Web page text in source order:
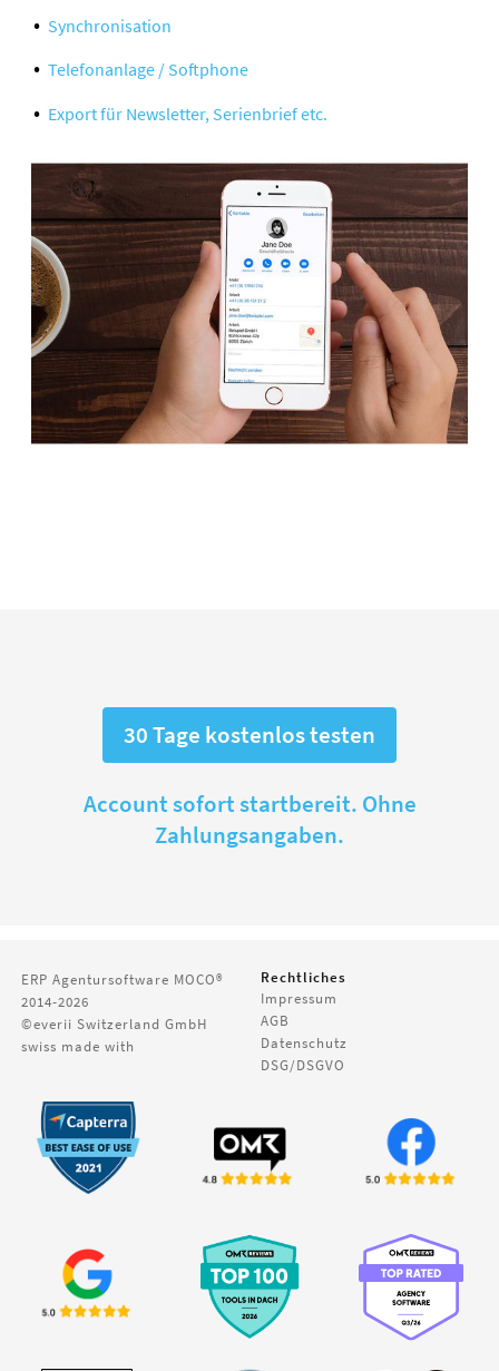
Synchronisation
Telefonanlage / Softphone
Export für Newsletter, Serienbrief etc.
30 Tage kostenlos testen
Account sofort startbereit. Ohne
Zahlungsangaben.
ERP Agentursoftware MOCO®
2014-2026
©everii Switzerland GmbH
swiss made with
Rechtliches
Impressum
AGB
Datenschutz
DSG/DSGVO